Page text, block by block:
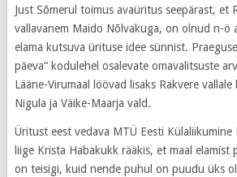
Just Sõmerul toimus avaüritus seepärast, et
vallavanem Maido Nõlvakuga, on olnud n-ö
elama kutsuva ürituse idee sünnist.
päeva“ kodulehel osalevate omavalitsuste
Lääne-Virumaal löövad lisaks Rakvere vallale
Nigula ja Väike-Maarja vald.
Üritust eest vedava MTÜ Eesti
liige Krista Habakukk rääkis, et maal elamist
on teisigi, kuid nende puhul on puudu üks